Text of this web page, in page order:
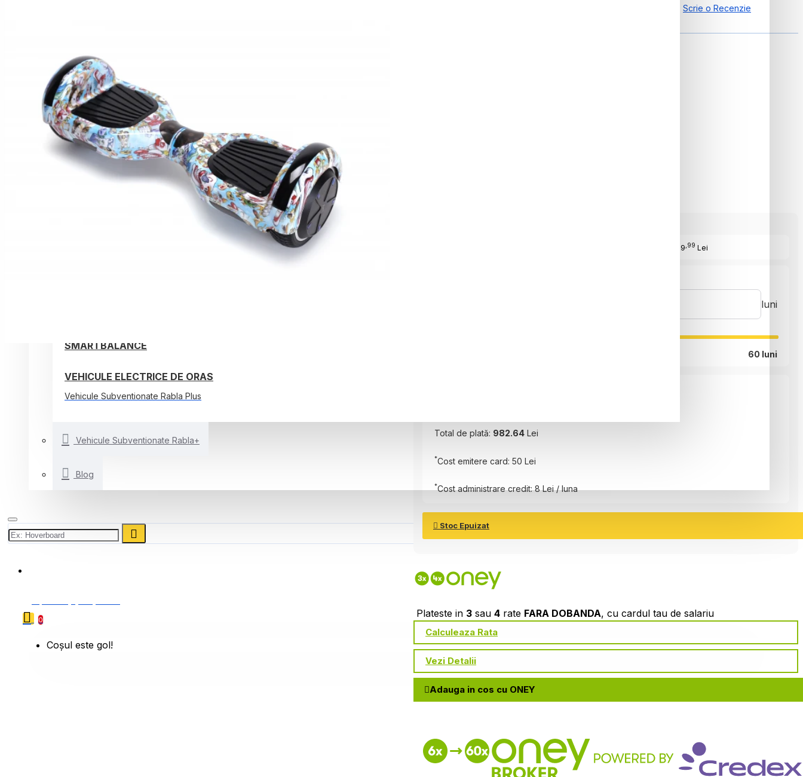
Moped/Harley Electric
Scutere Horwin
Motociclete Gowow
Motociclete Sur-Ron
ACCESORII
Accesorii de siguranta
SMARTBALANCE
VEHICULE ELECTRICE DE ORAS
Vehicule Subventionate Rabla Plus
Vehicule Subventionate Rabla+
Blog
0
Coșul este gol!
Scrie o Recenzie
:839 ,99 Lei
luni
60 luni
Total de plată: 982.64 Lei
*Cost emitere card: 50 Lei
*Cost administrare credit: 8 Lei / luna
Stoc Epuizat
Plateste in 3 sau 4 rate FARA DOBANDA, cu cardul tau de salariu
Calculeaza Rata
Vezi Detalii
Adauga in cos cu ONEY